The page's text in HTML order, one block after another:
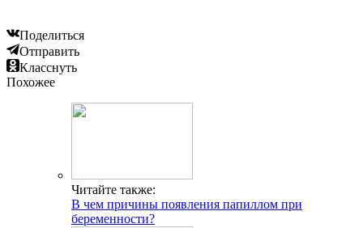
Поделиться
Отправить
Класснуть
Похожее
Читайте также:
В чем причины появления папиллом при
беременности?